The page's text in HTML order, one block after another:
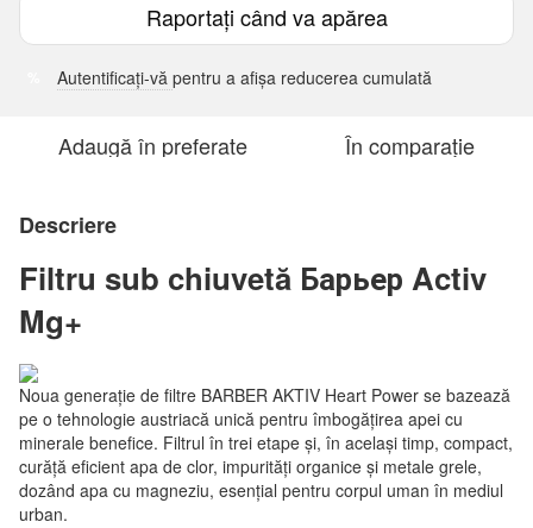
Raportați când va apărea
Autentificați-vă pentru a afișa reducerea cumulată
Adaugă în preferate În comparație
Descriere
Filtru sub chiuvetă Барьер Activ
Mg+
Noua generație de filtre BARBER AKTIV Heart Power se bazează
pe o tehnologie austriacă unică pentru îmbogățirea apei cu
minerale benefice. Filtrul în trei etape și, în același timp, compact,
curăță eficient apa de clor, impurități organice și metale grele,
dozând apa cu magneziu, esențial pentru corpul uman în mediul
urban.